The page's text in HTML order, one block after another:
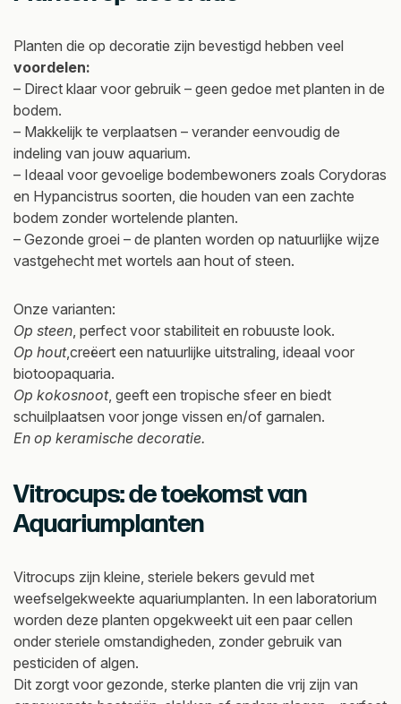
Planten die op decoratie zijn bevestigd hebben veel
voordelen:
– Direct klaar voor gebruik – geen gedoe met planten in de
bodem.
– Makkelijk te verplaatsen – verander eenvoudig de
indeling van jouw aquarium.
– Ideaal voor gevoelige bodembewoners zoals Corydoras
en Hypancistrus soorten, die houden van een zachte
bodem zonder wortelende planten.
– Gezonde groei – de planten worden op natuurlijke wijze
vastgehecht met wortels aan hout of steen.
Onze varianten:
Op steen , perfect voor stabiliteit en robuuste look.
Op hout,creëert een natuurlijke uitstraling, ideaal voor
biotoopaquaria.
Op kokosnoot, geeft een tropische sfeer en biedt
schuilplaatsen voor jonge vissen en/of garnalen.
En op keramische decoratie.
Vitrocups: de toekomst van
Aquariumplanten
Vitrocups zijn kleine, steriele bekers gevuld met
weefselgekweekte aquariumplanten. In een laboratorium
worden deze planten opgekweekt uit een paar cellen
onder steriele omstandigheden, zonder gebruik van
pesticiden of algen.
Dit zorgt voor gezonde, sterke planten die vrij zijn van